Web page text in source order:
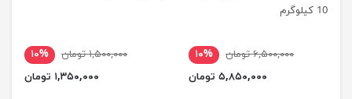
10 کیلوگرم
۶,۵۰۰,۰۰۰ تومان
۱۰%
۵,۸۵۰,۰۰۰ تومان
۱,۵۰۰,۰۰۰ تومان
۱۰%
۱,۳۵۰,۰۰۰ تومان